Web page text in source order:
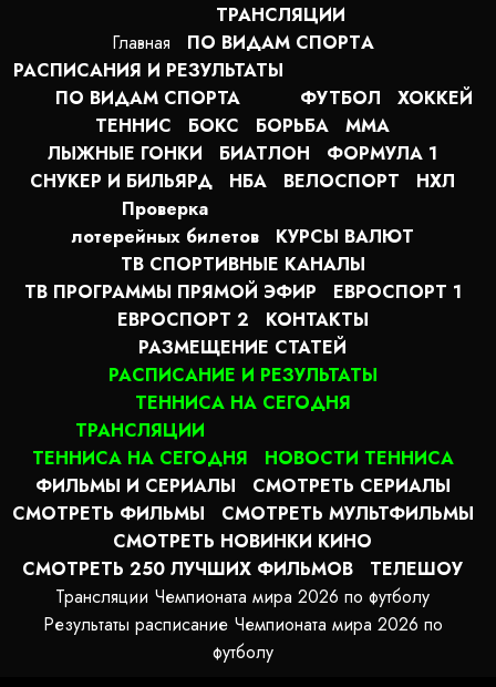
Главная
ТРАНСЛЯЦИИ
ПО ВИДАМ СПОРТA
РАСПИСАНИЯ И РЕЗУЛЬТАТЫ
ПО ВИДАМ СПОРТА
ФУТБОЛ
ХОККЕЙ
ТЕННИС
БОКС БОРЬБА
MMA
ЛЫЖНЫЕ ГОНКИ
БИАТЛОН
ФОРМУЛА 1
СНУКЕР И БИЛЬЯРД
НБА ВЕЛОСПОРТ
НХЛ
Проверка
лотерейных билетов
КУРСЫ ВАЛЮТ
ТВ СПОРТИВНЫЕ КАНАЛЫ
ТВ ПРОГРАММЫ ПРЯМОЙ ЭФИР
ЕВРОСПОРТ 1
ЕВРОСПОРТ 2
КОНТАКТЫ
РАЗМЕЩЕНИЕ СТАТЕЙ
РАСПИСАНИЕ И РЕЗУЛЬТАТЫ
ТЕННИСА НА СЕГОДНЯ
ТРАНСЛЯЦИИ
ТЕННИСА НА СЕГОДНЯ
НОВОСТИ ТЕННИСА
ФИЛЬМЫ И СЕРИАЛЫ
СМОТРЕТЬ СЕРИАЛЫ
СМОТРЕТЬ ФИЛЬМЫ
СМОТРЕТЬ МУЛЬТФИЛЬМЫ
СМОТРЕТЬ НОВИНКИ КИНО
СМОТРЕТЬ 250 ЛУЧШИХ ФИЛЬМОВ
ТЕЛЕШОУ
Трансляции Чемпионата мира 2026 по футболу
Результаты расписание Чемпионата мира 2026 по
футболу